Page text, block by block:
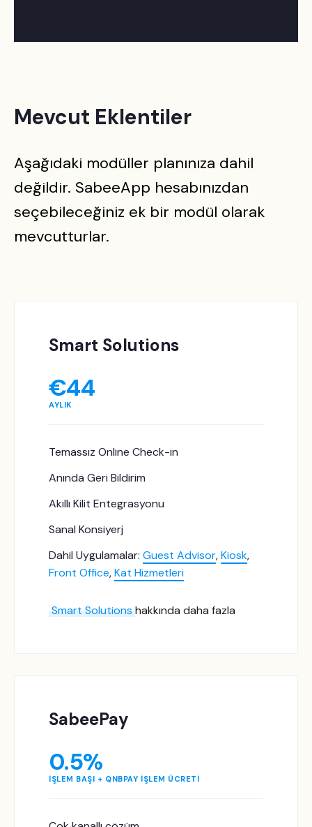
Mevcut Eklentiler
Aşağıdaki modüller planınıza dahil
değildir. SabeeApp hesabınızdan
seçebileceğiniz ek bir modül olarak
mevcutturlar.
Smart Solutions
€44
AYLIK
Temassız Online Check-in
Anında Geri Bildirim
Akıllı Kilit Entegrasyonu
Sanal Konsiyerj
Dahil Uygulamalar: Guest Advisor,Kiosk,
Front Office,Kat Hizmetleri
Smart Solutionshakkında daha fazla
SabeePay
0.5%
İŞLEM BAŞI + QNBPAY İŞLEM ÜCRETİ